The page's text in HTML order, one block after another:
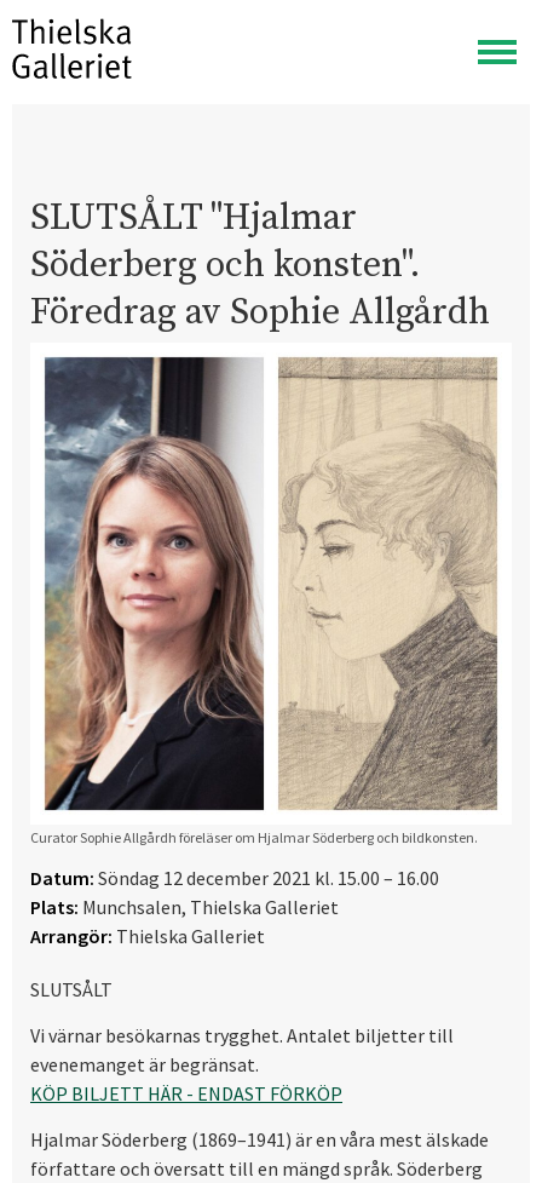
Visa
meny
SLUTSÅLT "Hjalmar
Söderberg och konsten".
Föredrag av Sophie Allgårdh
Curator Sophie Allgårdh föreläser om Hjalmar Söderberg och bildkonsten.
Datum: Söndag 12 december 2021 kl. 15.00 – 16.00
Plats: Munchsalen, Thielska Galleriet
Arrangör: Thielska Galleriet
SLUTSÅLT
Vi värnar besökarnas trygghet. Antalet biljetter till
evenemanget är begränsat.
KÖP BILJETT HÄR - ENDAST FÖRKÖP
Hjalmar Söderberg (1869–1941) är en våra mest älskade
författare och översatt till en mängd språk. Söderberg